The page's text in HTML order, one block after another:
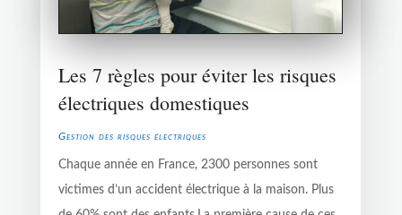
Les 7 règles pour éviter les risques
électriques domestiques
Gestion des risques électriques
Chaque année en France, 2300 personnes sont
victimes d’un accident électrique à la maison. Plus